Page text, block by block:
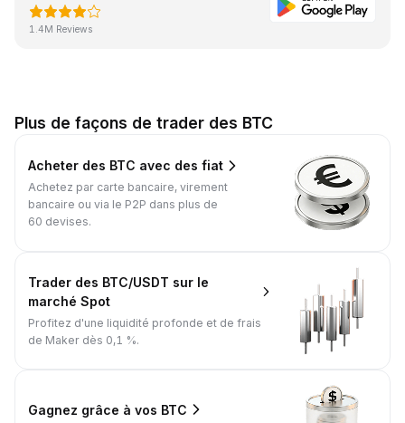
1.4M Reviews
Plus de façons de trader des BTC
Acheter des BTC avec des fiat
Achetez par carte bancaire, virement
bancaire ou via le P2P dans plus de
60 devises.
Trader des BTC/USDT sur le
marché Spot
Profitez d'une liquidité profonde et de frais
de Maker dès 0,1 %.
Gagnez grâce à vos BTC